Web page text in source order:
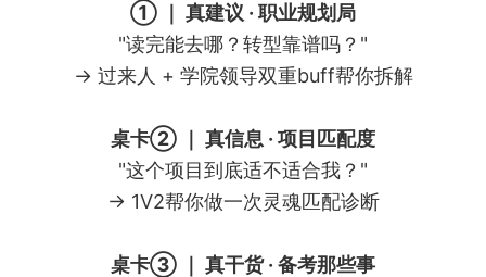
① ｜ 真建议 · 职业规划局
"读完能去哪？转型靠谱吗？"
→ 过来人 + 学院领导双重buff帮你拆解
桌卡② ｜ 真信息 · 项目匹配度
"这个项目到底适不适合我？"
→ 1V2帮你做一次灵魂匹配诊断
桌卡③ ｜ 真干货 · 备考那些事